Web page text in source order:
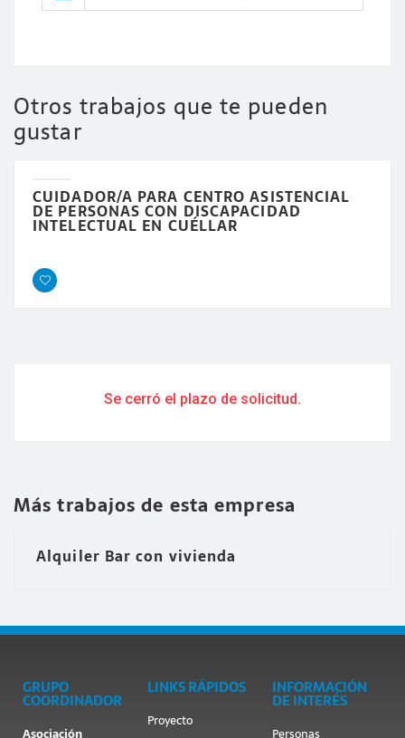
Otros trabajos que te pueden
gustar
CUIDADOR/A PARA CENTRO ASISTENCIAL
DE PERSONAS CON DISCAPACIDAD
INTELECTUAL EN CUÉLLAR
Se cerró el plazo de solicitud.
Más trabajos de esta empresa
Alquiler Bar con vivienda
GRUPO
COORDINADOR
Asociación
LINKS RÁPIDOS
Proyecto
INFORMACIÓN
DE INTERÉS
Personas